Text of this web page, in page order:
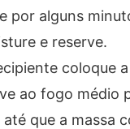
por alguns
e reserve.
coloque
ao fogo médio
que a massa